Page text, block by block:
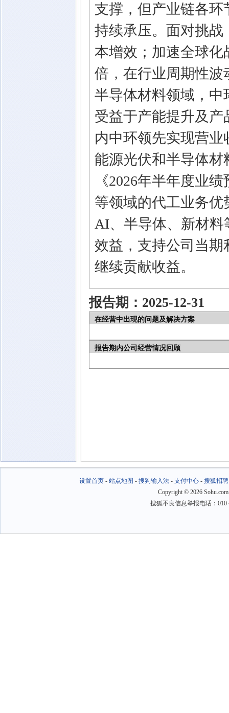
支撑，但产业链各
持续承压。面对挑
本增效；加速全球化
倍，在行业周期性
半导体材料领域，中
受益于产能提升及
内中环领先实现营业
能源光伏和半导体
《2026年半年度业
等领域的代工业务
AI、半导体、新材
效益，支持公司当
继续贡献收益。
报告期：2025-12-31
在经营中出现的问题及解决方案
报告期内公司经营情况回顾
设置首页- 站点地图 - 搜狗输入法- 支付中心- 搜狐招聘
Copyright © 2026
搜狐不良信息举报电话：010